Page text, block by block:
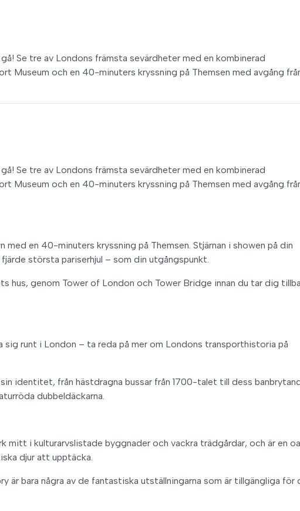
Se tre av Londons främsta sevärdheter med en kombinerad
Museum och en 40-minuters kryssning på Themsen med avgång
Se tre av Londons främsta sevärdheter med en kombinerad
Museum och en 40-minuters kryssning på Themsen med avgång
med en 40-minuters kryssning på Themsen. Stjärnan i showen på din
största pariserhjul – som din utgångspunkt.
hus, genom Tower of London och Tower Bridge innan du tar dig
runt i London – ta reda på mer om Londons transporthistoria på
identitet, från hästdragna bussar från 1700-talet till dess
dubbeldäckarna.
mitt i kulturarvslistade byggnader och vackra trädgårdar, och är en
djur att upptäcka.
är bara några av de fantastiska utställningarna som är tillgängliga för